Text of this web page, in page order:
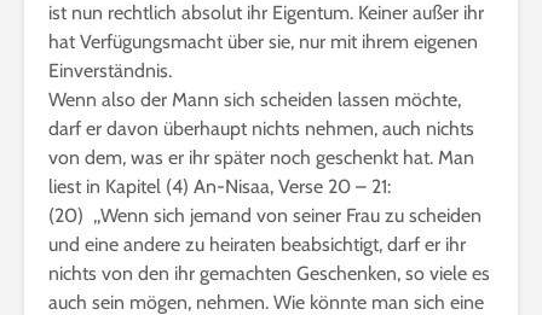
ist nun rechtlich absolut ihr Eigentum. Keiner außer ihr
hat Verfügungsmacht über sie, nur mit ihrem eigenen
Einverständnis.
Wenn also der Mann sich scheiden lassen möchte,
darf er davon überhaupt nichts nehmen, auch nichts
von dem, was er ihr später noch geschenkt hat. Man
liest in Kapitel (4) An-Nisaa, Verse 20 – 21:
(20) ,,Wenn sich jemand von seiner Frau zu scheiden
und eine andere zu heiraten beabsichtigt, darf er ihr
nichts von den ihr gemachten Geschenken, so viele es
auch sein mögen, nehmen. Wie könnte man sich eine